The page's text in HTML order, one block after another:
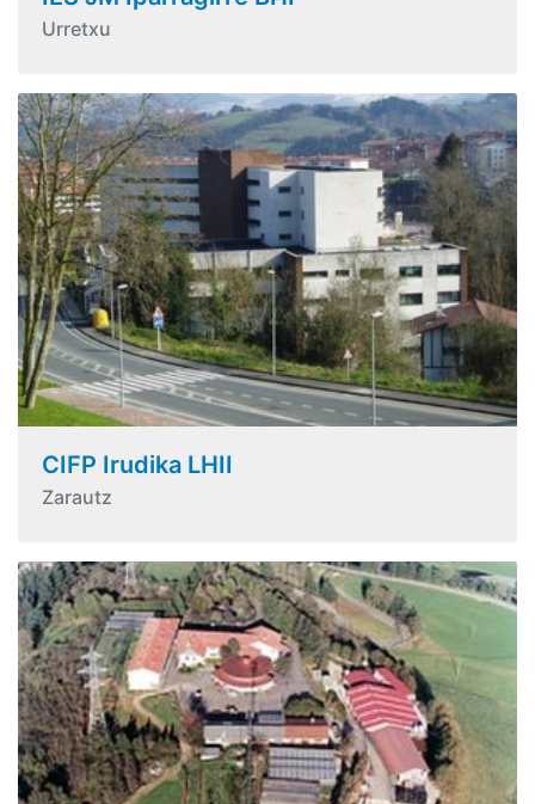
Urretxu
CIFP Irudika LHII
Zarautz